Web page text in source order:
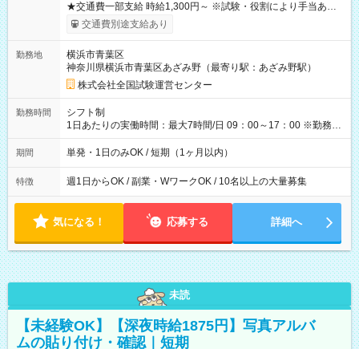
★交通費一部支給 時給1,300円～ ※試験・役割により手当あり
※勤務回数により昇給あり 【即給（前払い）オプションあ
り！】 希望される場合、勤務から1週間ほどで給与の一部を受け
例】 ・河合塾模擬試験 8:30～17:30（休憩1時間） 時給1,300円
×8時間＝日収10,400円＋交通費 ※当日の役割により時給＋100
円の場合あり ・国家試験 7:00～13:30（休憩なし） 時給1,300
円（役割手当＋100円）×6時間＝日収8,400円＋交通費 【試用期
間】試用期間なし
交通費別途支給あり
勤務地
横浜市青葉区
神奈川県横浜市青葉区あざみ野（最寄り駅：あざみ野駅）
株式会社全国試験運営センター
勤務時間
シフト制
1日あたりの実働時間：最大7時間/日 09：00～17：00 ※勤務時
間は 試験により異なります。
期間 単発・1日のみOK / 短期（1ヶ月以内）
特徴 週1日からOK / 副業・WワークOK / 10名以上の大量募集
気になる！ 応募する 詳細へ
未読
【未経験OK】【深夜時給1875円】写真アルバ
ムの貼り付け・確認｜短期